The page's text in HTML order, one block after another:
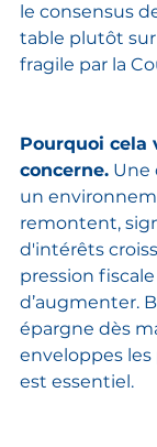
le consensus
table plutôt sur
fragile par la
Pourquoi cela
concerne. Une
un
remontent,
d'intérêts
pression
d’augmenter.
épargne dès
enveloppes
est essentiel.